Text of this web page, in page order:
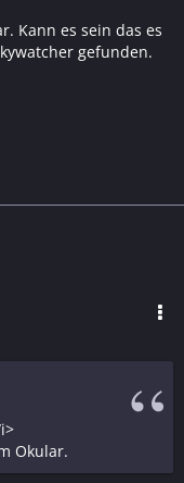
Kann es sein das es
gefunden.
Okular.